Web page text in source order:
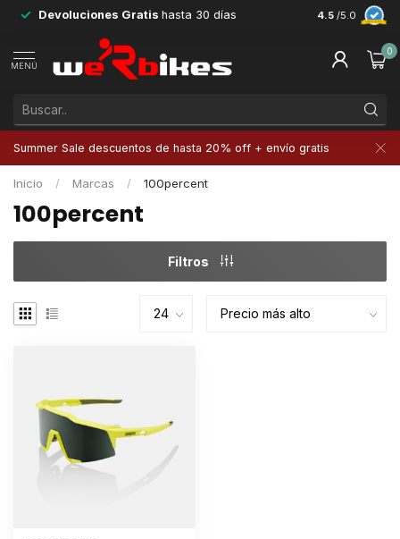
Devoluciones Gratis hasta 30 días Envío Gratis
4.5 /5.0
MENÚ
0
Summer Sale descuentos de hasta 20% off + envío gratis
Inicio / Marcas / 100percent
100percent
Filtros